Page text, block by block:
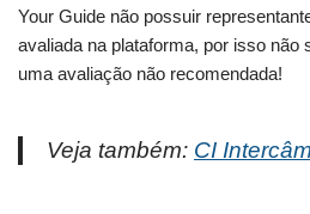
Your Guide não possuir
avaliada na plataforma, por isso não
uma avaliação não recomendada!
Veja também: CI